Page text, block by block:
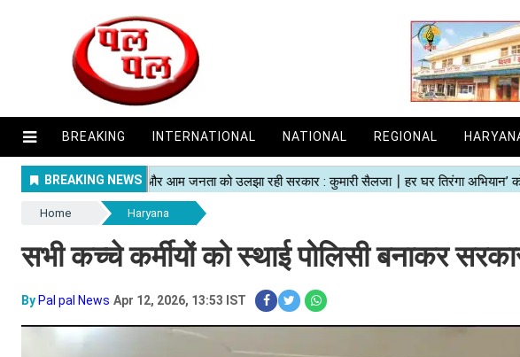
BREAKING INTERNATIONAL NATIONAL REGIONAL
Home Haryana
सभी कच्चे कर्मीयों को स्थाई पोलिसी बनाकर
By Pal pal News Apr 12, 2026, 13:53 IST